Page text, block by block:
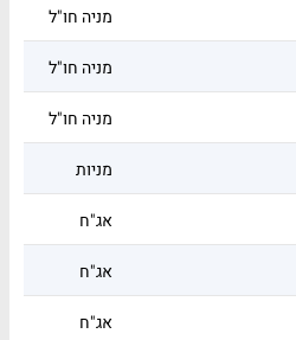
מניה חו"ל
מניה חו"ל
מניה חו"ל
מניות
אג"ח
אג"ח
אג"ח